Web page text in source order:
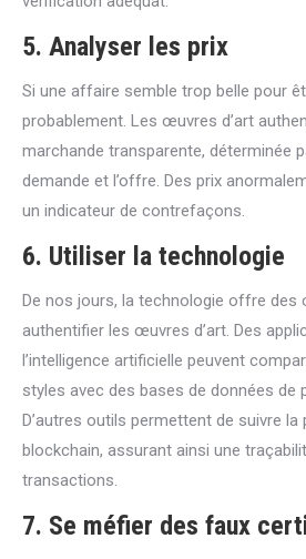
5. Analyser les prix
Si une affaire semble trop belle pour
probablement. Les œuvres d’art
marchande transparente, déterminée
demande et l’offre. Des prix
un indicateur de contrefaçons.
6. Utiliser la technologie
De nos jours, la technologie offre des
authentifier les œuvres d’art. Des
l’intelligence artificielle peuvent
styles avec des bases de données de
D’autres outils permettent de suivre la
blockchain, assurant ainsi une
transactions.
7. Se méfier des faux